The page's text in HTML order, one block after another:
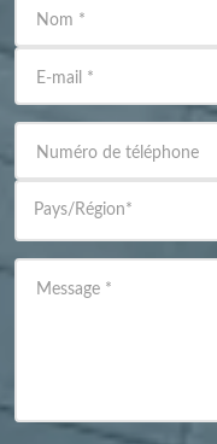
Nom *
E-mail *
Numéro de téléphone
Pays/Région*
Message *